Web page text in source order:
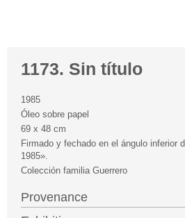
1173. Sin título
1985
Óleo sobre papel
69 x 48 cm
Firmado y fechado en el ángulo inferior
1985».
Colección familia Guerrero
Provenance